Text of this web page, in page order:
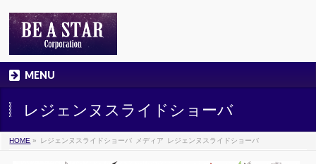
MENU
レジェンヌスライドショーバ
HOME » レジェンヌスライドショーバ メディア レジェンヌスライドショーバ